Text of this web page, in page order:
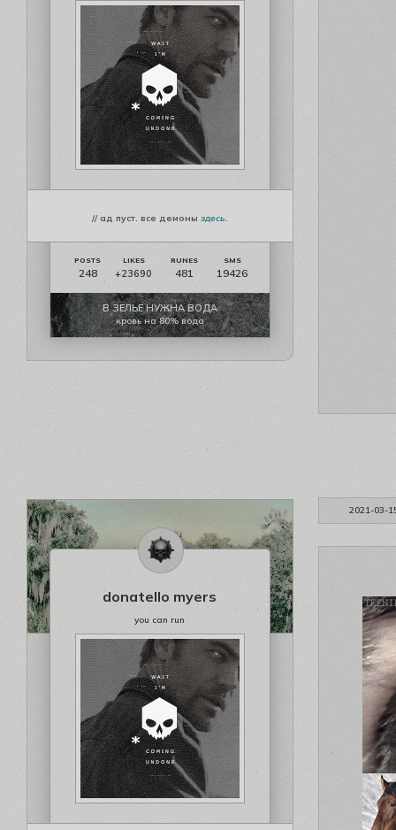
// ад пуст. все демоны здесь.
248 +23690 481 19426
В ЗЕЛЬЕ НУЖНА ВОДА
кровь на 80% вода
2021-03-
donatello myers
you can run